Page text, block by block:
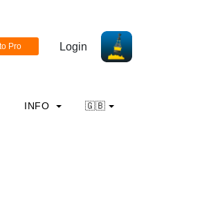
Login
INFO 🇬🇧